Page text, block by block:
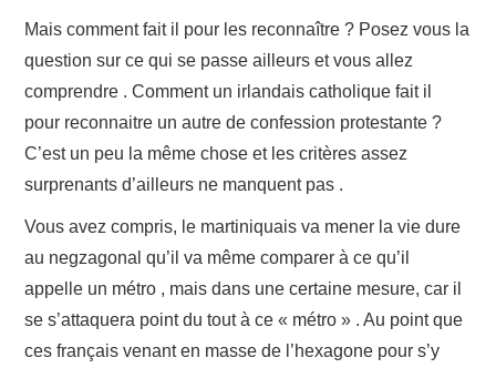
Mais comment fait il pour les reconnaître ? Posez vous la
question sur ce qui se passe ailleurs et vous allez
comprendre . Comment un irlandais catholique fait il
pour reconnaitre un autre de confession protestante ?
C’est un peu la même chose et les critères assez
surprenants d’ailleurs ne manquent pas .
Vous avez compris, le martiniquais va mener la vie dure
au negzagonal qu’il va même comparer à ce qu’il
appelle un métro , mais dans une certaine mesure, car il
se s’attaquera point du tout à ce « métro » . Au point que
ces français venant en masse de l’hexagone pour s’y